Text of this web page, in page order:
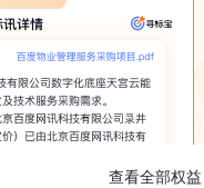
查看全部权益